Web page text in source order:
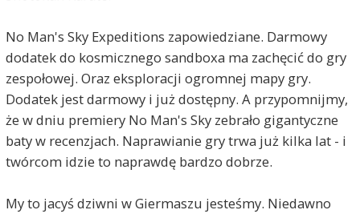
No Man's Sky Expeditions zapowiedziane. Darmowy
dodatek do kosmicznego sandboxa ma zachęcić do gry
zespołowej. Oraz eksploracji ogromnej mapy gry.
Dodatek jest darmowy i już dostępny. A przypomnijmy,
że w dniu premiery No Man's Sky zebrało gigantyczne
baty w recenzjach. Naprawianie gry trwa już kilka lat - i
twórcom idzie to naprawdę bardzo dobrze.
My to jacyś dziwni w Giermaszu jesteśmy. Niedawno